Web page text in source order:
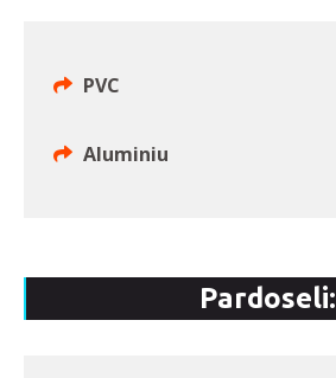
PVC
Aluminiu
Pardoseli: